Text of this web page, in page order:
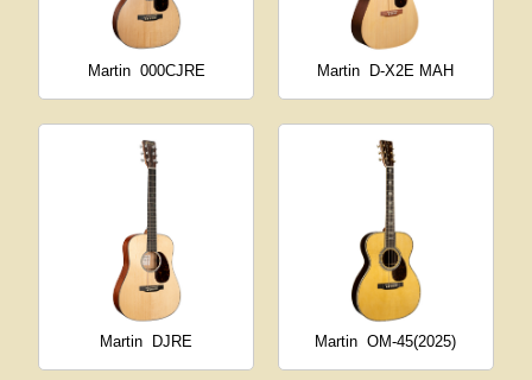
Martin 000CJRE Martin D-X2E MAH
Martin DJRE Martin OM-45(2025)